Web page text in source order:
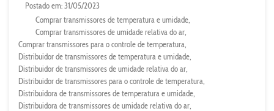
Postado em: 31/05/2023
Comprar transmissores de temperatura e umidade
Comprar transmissores de umidade relativa do ar
Comprar transmissores para o controle de temperatura
Distribuidor de transmissores de temperatura e umidade
Distribuidor de transmissores de umidade relativa do ar
Distribuidor de transmissores para o controle de temperatura
Distribuidora de transmissores de temperatura e umidade
Distribuidora de transmissores de umidade relativa do ar